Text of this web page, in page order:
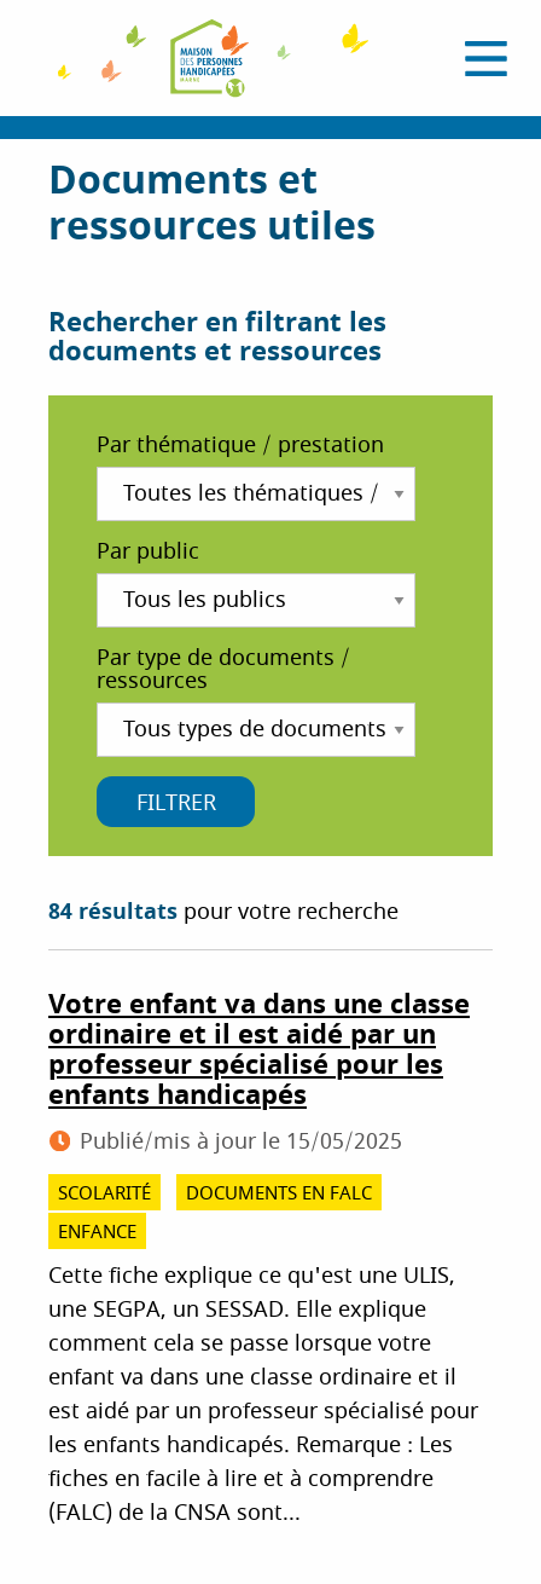
O
v
i
Documents et
ressources utiles
Rechercher en filtrant les
documents et ressources
Par thématique / prestation
Par public
Par type de documents /
ressources
84 résultats pour votre recherche
Votre enfant va dans une classe
ordinaire et il est aidé par un
professeur spécialisé pour les
enfants handicapés
Publié/mis à jour le 15/05/2025
SCOLARITÉ
DOCUMENTS EN FALC
ENFANCE
Cette fiche explique ce qu'est une ULIS,
une SEGPA, un SESSAD. Elle explique
comment cela se passe lorsque votre
enfant va dans une classe ordinaire et il
est aidé par un professeur spécialisé pour
les enfants handicapés. Remarque : Les
fiches en facile à lire et à comprendre
(FALC) de la CNSA sont...